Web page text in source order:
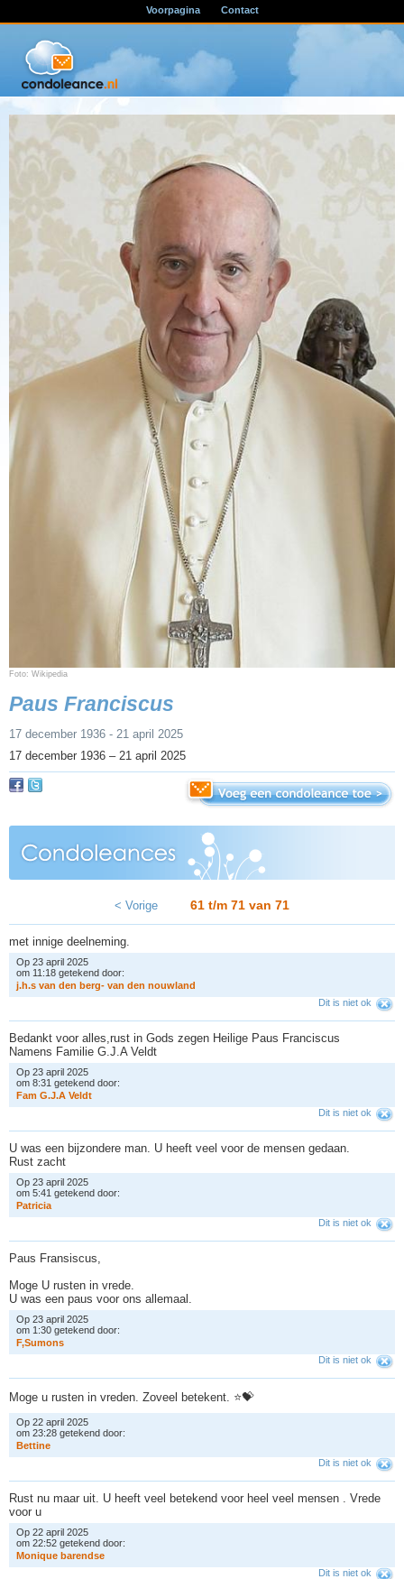
Voorpagina Contact
Foto: Wikipedia
Paus Franciscus
17 december 1936 - 21 april 2025
17 december 1936 – 21 april 2025
< Vorige 61 t/m 71 van 71
met innige deelneming.
Op 23 april 2025
om 11:18 getekend door:
j.h.s van den berg- van den nouwland
Dit is niet ok
Bedankt voor alles,rust in Gods zegen Heilige Paus Franciscus
Namens Familie G.J.A Veldt
Op 23 april 2025
om 8:31 getekend door:
Fam G.J.A Veldt
Dit is niet ok
U was een bijzondere man. U heeft veel voor de mensen gedaan.
Rust zacht
Op 23 april 2025
om 5:41 getekend door:
Patricia
Dit is niet ok
Paus Fransiscus,
Moge U rusten in vrede.
U was een paus voor ons allemaal.
Op 23 april 2025
om 1:30 getekend door:
F,Sumons
Dit is niet ok
Moge u rusten in vreden. Zoveel betekent. ⭐️💝
Op 22 april 2025
om 23:28 getekend door:
Bettine
Dit is niet ok
Rust nu maar uit. U heeft veel betekend voor heel veel mensen . Vrede
voor u
Op 22 april 2025
om 22:52 getekend door:
Monique barendse
Dit is niet ok